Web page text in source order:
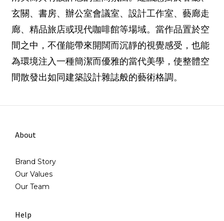
玄關、書房、辦公室會議室、設計工作室、藝廊走
廊、精品旅店或現代咖啡館等場域。當作品置於空
間之中，不僅能帶來開闊而沉靜的視覺感受，也能
為環境注入一種簡潔而優雅的當代美學，使整體空
間散發出如同建築設計雜誌般的藝術格調。
About
Brand Story
Our Values
Our Team
Help